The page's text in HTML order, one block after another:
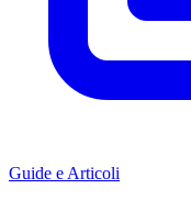
Guide e Articoli